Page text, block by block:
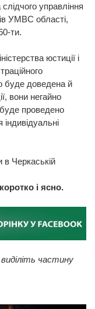
управління
УМВС області,
ти.
юстиції і
буде доведена й
вони негайно
проведено
в Черкаській
і ясно.
частину